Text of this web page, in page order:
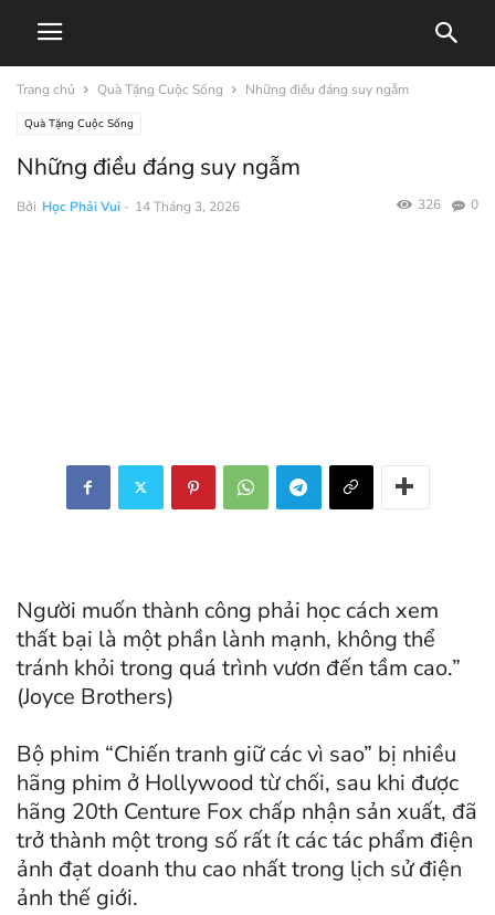
Trang chủ Quà Tặng Cuộc Sống Những điều đáng suy ngẫm
Quà Tặng Cuộc Sống
Những điều đáng suy ngẫm
Bởi Học Phải Vui - 14 Tháng 3, 2026 0
326
Người muốn thành công phải học cách xem
thất bại là một phần lành mạnh, không thể
tránh khỏi trong quá trình vươn đến tầm cao.”
(Joyce Brothers)
Bộ phim “Chiến tranh giữ các vì sao” bị nhiều
hãng phim ở Hollywood từ chối, sau khi được
hãng 20th Centure Fox chấp nhận sản xuất, đã
trở thành một trong số rất ít các tác phẩm điện
ảnh đạt doanh thu cao nhất trong lịch sử điện
ảnh thế giới.